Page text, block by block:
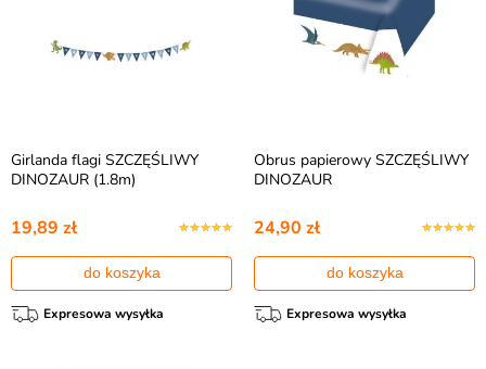
Girlanda flagi SZCZĘŚLIWY
DINOZAUR (1.8m)
19,89 zł
do koszyka
Expresowa wysyłka
Obrus papierowy SZCZĘŚLIWY
DINOZAUR
24,90 zł
do koszyka
Expresowa wysyłka